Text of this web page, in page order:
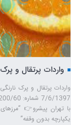
واردات پرتقال و پرک
با تهران پیشرو👉
یکپارچه بدون وقفه”